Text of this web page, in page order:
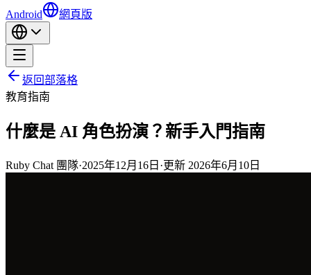
Android 網頁版
返回部落格
教育指南
什麼是 AI 角色扮演？新手入門指南
Ruby Chat 團隊·2025年12月16日 ·更新 2026年6月10日